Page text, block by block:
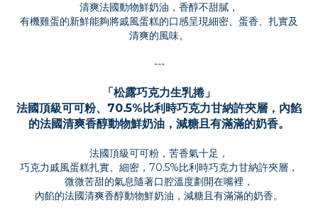
清爽法國動物鮮奶油，香醇不甜膩，
有機雞蛋的新鮮能夠將戚風蛋糕的口感呈現細密、蛋香、扎實及
清爽的風味。
---
「松露巧克力生乳捲 」
法國頂級可可粉、70.5%比利時巧克力甘納許夾層，內餡
的法國清爽香醇動物鮮奶油，減糖且有滿滿的奶香。
法國頂級可可粉，苦香氣十足，
巧克力戚風蛋糕扎實、細密，70.5%比利時巧克力甘納許夾層，
微微苦甜的氣息隨著口腔溫度劃開在嘴裡，
內餡的法國清爽香醇動物鮮奶油，減糖且有滿滿的奶香。